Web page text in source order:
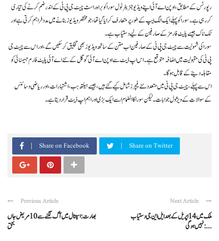
رپورٹس کے مطابق، اوپن اے آئی اپنے ویڈیو جنریٹر ٹول سورا کو براہ راست چیٹ جی پی ٹی کے اندر ضم کرنے کی تیاری
کر رہی ہے۔ سورا کو پہلے ایک الگ ایپ کے طور پر متعارف کرایا گیا تھا، جو مختصر ویڈیوز بنانے میں مدد فراہم کرتی ہے اور
ٹک ٹاک جیسے پلیٹ فارمز کے صارفین کے لیے دستیاب ہے۔
سورا کی شمولیت سے چیٹ جی پی ٹی کے صارفین اب متن کے ساتھ ویڈیوز بھی تخلیق کر سکیں گے، اور اس سے چیٹ جی
پی ٹی کی مقبولیت میں اضافہ متوقع ہے۔ اس اپ ڈیٹ سے اوپن اے آئی گوگل کے نئے اے آئی پلیٹ فارم جیمنائی کو
مقابلہ دینے کے قابل ہو گا۔
اس سے پہلے، چیٹ جی پی ٹی میں متعدد نئے فیچرز شامل کیے گئے ہیں، جیسے ہیلتھ ہب، اشتہارات، اور ریاضی و سائنس
کے سوالات کے ویژول جوابات۔ لیکن سورا کا انضمام اسے ایک بڑی اور اہم اپ ڈیٹ قرار دیتا ہے۔
Share on Facebook Share on Twitter
Previous Article
بھارت: اسپتال میں آگ لگنے سے 10 مریض جاں
بحق
Next Article
ملک میں 14 اپریل کے بعد ایل این جی دستیاب
نہیں ہوگی: ...